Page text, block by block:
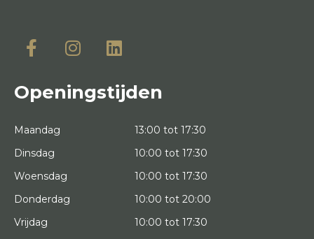
Openingstijden
Maandag
13:00 tot 17:30
Dinsdag
10:00 tot 17:30
Woensdag
10:00 tot 17:30
Donderdag
10:00 tot 20:00
Vrijdag
10:00 tot 17:30